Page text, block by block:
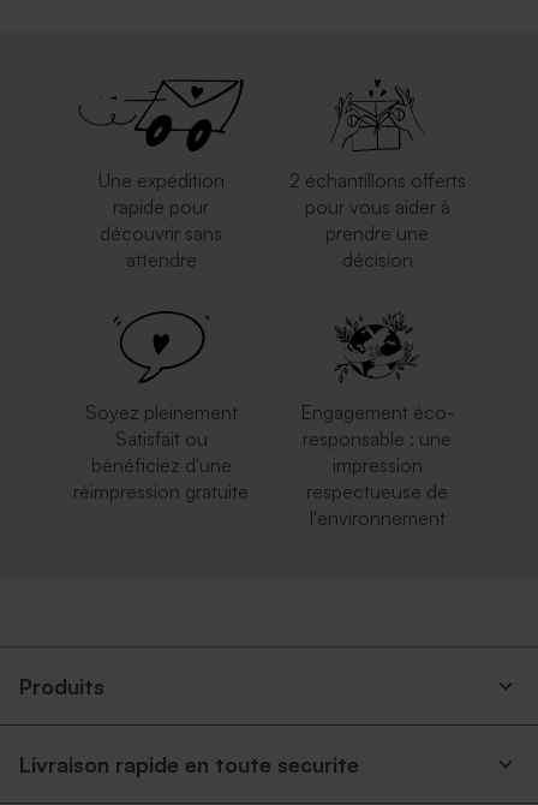
Une expédition
rapide pour
découvrir sans
attendre
2 échantillons offerts
pour vous aider à
prendre une
décision
Soyez pleinement
Satisfait ou
bénéficiez d'une
réimpression gratuite
Engagement éco-
responsable : une
impression
respectueuse de
l'environnement
Produits
Livraison rapide en toute securite